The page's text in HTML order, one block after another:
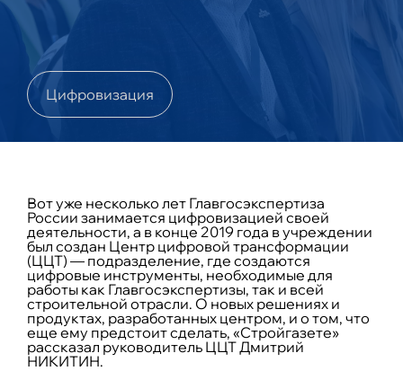
Цифровизация
Вот уже несколько лет Главгосэкспертиза
России занимается цифровизацией своей
деятельности, а в конце 2019 года в учреждении
был создан Центр цифровой трансформации
(ЦЦТ) — подразделение, где создаются
цифровые инструменты, необходимые для
работы как Главгосэкспертизы, так и всей
строительной отрасли. О новых решениях и
продуктах, разработанных центром, и о том, что
еще ему предстоит сделать, «Стройгазете»
рассказал руководитель ЦЦТ Дмитрий
НИКИТИН.